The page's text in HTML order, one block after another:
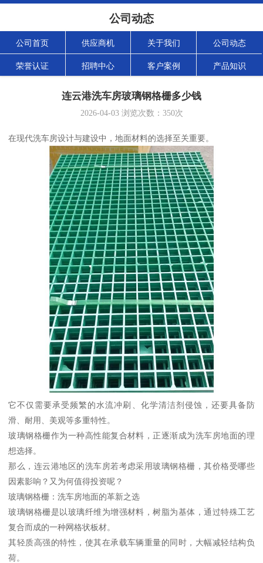
公司动态
公司首页 供应商机 关于我们 公司动态
荣誉认证 招聘中心 客户案例 产品知识
连云港洗车房玻璃钢格栅多少钱
2026-04-03浏览次数： 350次
在现代洗车房设计与建设中，地面材料的选择至关重要。
它不仅需要承受频繁的水流冲刷、化学清洁剂侵蚀，还要具备防
滑、耐用、美观等多重特性。
玻璃钢格栅作为一种高性能复合材料，正逐渐成为洗车房地面的理
想选择。
那么，连云港地区的洗车房若考虑采用玻璃钢格栅，其价格受哪些
因素影响？又为何值得投资呢？
玻璃钢格栅：洗车房地面的革新之选
玻璃钢格栅是以玻璃纤维为增强材料，树脂为基体，通过特殊工艺
复合而成的一种网格状板材。
其轻质高强的特性，使其在承载车辆重量的同时，大幅减轻结构负
荷。